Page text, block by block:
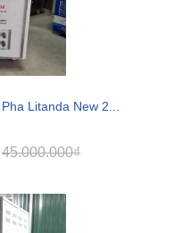
Litanda New 2...
45.000.000₫